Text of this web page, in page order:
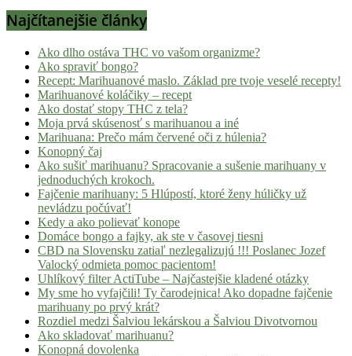
Najčítanejšie články
Ako dlho ostáva THC vo vašom organizme?
Ako spraviť bongo?
Recept: Marihuanové maslo. Základ pre tvoje veselé recepty!
Marihuanové koláčiky – recept
Ako dostať stopy THC z tela?
Moja prvá skúsenosť s marihuanou a iné
Marihuana: Prečo mám červené oči z húlenia?
Konopný čaj
Ako sušiť marihuanu? Spracovanie a sušenie marihuany v
jednoduchých krokoch.
Fajčenie marihuany: 5 Hlúpostí, ktoré ženy húličky už
nevládzu počúvať!
Kedy a ako polievať konope
Domáce bongo a fajky, ak ste v časovej tiesni
CBD na Slovensku zatiaľ nezlegalizujú !!! Poslanec Jozef
Valocký odmieta pomoc pacientom!
Uhlíkový filter ActiTube – Najčastejšie kladené otázky
My sme ho vyfajčili! Ty čarodejnica! Ako dopadne fajčenie
marihuany po prvý krát?
Rozdiel medzi Šalviou lekárskou a Šalviou Divotvornou
Ako skladovať marihuanu?
Konopná dovolenka